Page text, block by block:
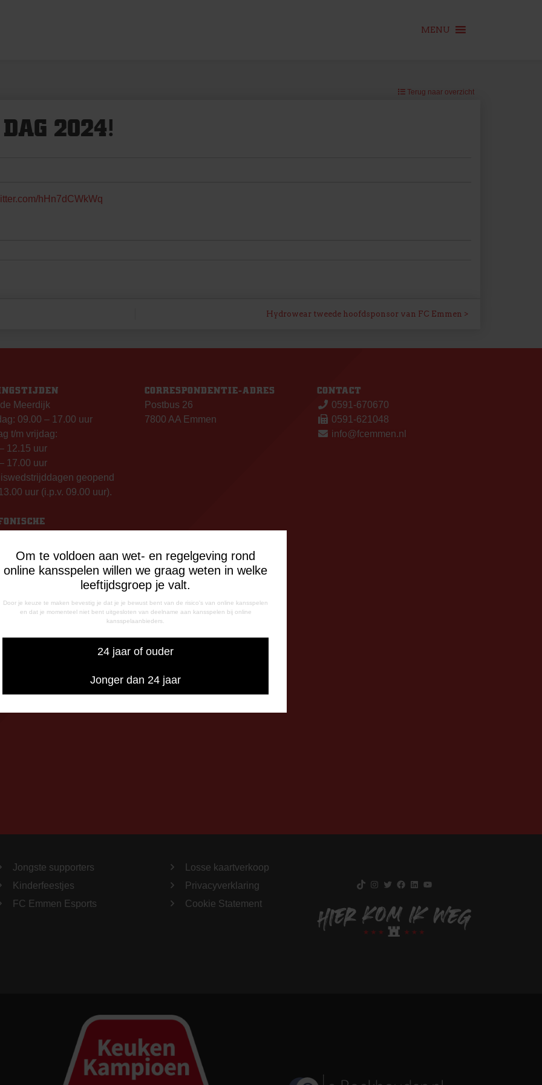
Om te voldoen aan wet- en regelgeving rond
online kansspelen willen we graag weten in welke
leeftijdsgroep je valt.
Door je keuze te maken bevestig je dat je je bewust bent van de risico's van online kansspelen
en dat je momenteel niet bent uitgesloten van deelname aan kansspelen bij online
kansspelaanbieders.
24 jaar of ouder
Jonger dan 24 jaar
MENU
Terug naar overzicht
2024!
hHn7dCWkWq
Hydrowear tweede hoofdsponsor van FC Emmen
Meerdijk
09.00 – 17.00 uur
t/m vrijdag:
12.15 uur
17.00 uur
geopend
uur (i.p.v. 09.00 uur).
bereikbaar op:
12:15 uur
17:00 uur
17:00 uur
12:15 uur
17:00 uur
bereikbaar
- 20:00 uur
CORRESPONDENTIE-ADRES
Postbus 26
7800 AA Emmen
CONTACT
0591-670670
0591-621048
info@fcemmen.nl
Jongste supporters
Kinderfeestjes
FC Emmen Esports
Losse kaartverkoop
Privacyverklaring
Cookie Statement